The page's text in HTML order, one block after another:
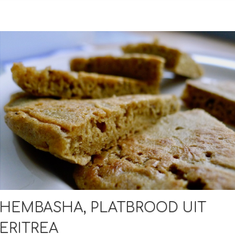
HEMBASHA, PLATBROOD UIT
ERITREA